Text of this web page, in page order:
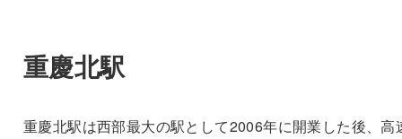
重慶北駅
重慶北駅は西部最大の駅として2006年に開業した後、高